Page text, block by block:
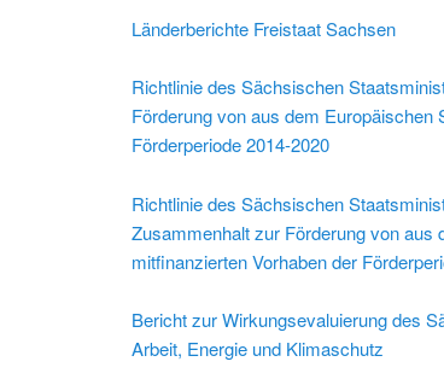
Länderberichte Freistaat Sachsen
Richtlinie des Sächsischen
Förderung von aus dem
Förderperiode 2014-2020
Richtlinie des Sächsischen
Zusammenhalt zur Förderung von aus
mitfinanzierten Vorhaben der
Bericht zur Wirkungsevaluierung des
Arbeit, Energie und Klimaschutz